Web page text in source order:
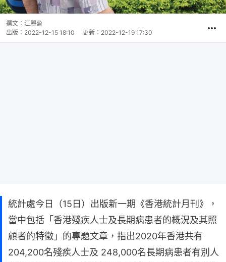
撰文： 江麗盈
出版： 2022-12-15 18:10 更新： 2022-12-19 17:30
統計處今日（15日）出版新一期《香港統計月刊》，
當中包括「香港殘疾人士及長期病患者的概況及其照
顧者的特徵」的專題文章，指出2020年香港共有
204,200名殘疾人士及 248,000名長期病患者有別人